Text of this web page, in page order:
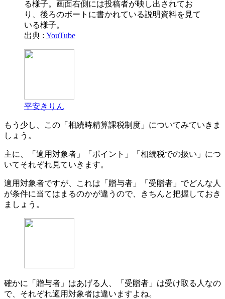
出典 : YouTube
平安きりん
もう少し、この「相続時精算課税制度」についてみていきま
しょう。
主に、「適用対象者」「ポイント」「相続税での扱い」につ
いてそれぞれ見ていきます。
適用対象者ですが、これは「贈与者」「受贈者」でどんな人
が条件に当てはまるのかが違うので、きちんと把握しておき
ましょう。
確かに「贈与者」はあげる人、「受贈者」は受け取る人なの
で、それぞれ適用対象者は違いますよね。